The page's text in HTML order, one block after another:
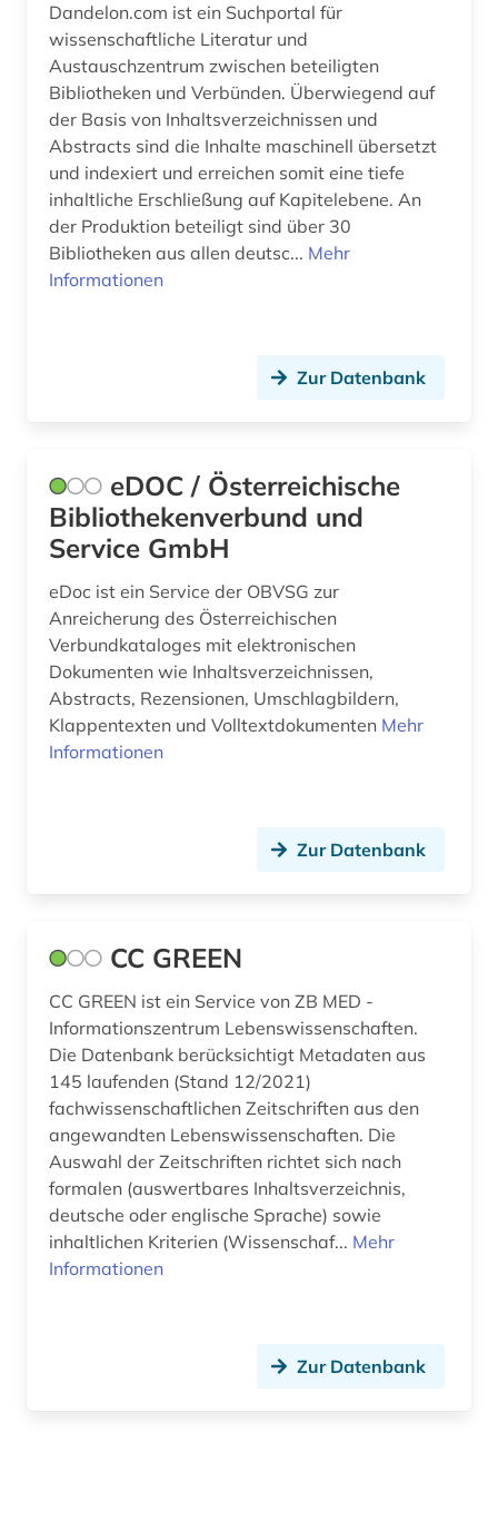
Dandelon.com ist ein Suchportal für
wissenschaftliche Literatur und
Austauschzentrum zwischen beteiligten
Bibliotheken und Verbünden. Überwiegend auf
der Basis von Inhaltsverzeichnissen und
Abstracts sind die Inhalte maschinell übersetzt
und indexiert und erreichen somit eine tiefe
inhaltliche Erschließung auf Kapitelebene. An
der Produktion beteiligt sind über 30
Bibliotheken aus allen deutsc... Mehr
Informationen
Zur Datenbank
eDOC / Österreichische
Bibliothekenverbund und
Service GmbH
eDoc ist ein Service der OBVSG zur
Anreicherung des Österreichischen
Verbundkataloges mit elektronischen
Dokumenten wie Inhaltsverzeichnissen,
Abstracts, Rezensionen, Umschlagbildern,
Klappentexten und Volltextdokumenten Mehr
Informationen
Zur Datenbank
CC GREEN
CC GREEN ist ein Service von ZB MED -
Informationszentrum Lebenswissenschaften.
Die Datenbank berücksichtigt Metadaten aus
145 laufenden (Stand 12/2021)
fachwissenschaftlichen Zeitschriften aus den
angewandten Lebenswissenschaften. Die
Auswahl der Zeitschriften richtet sich nach
formalen (auswertbares Inhaltsverzeichnis,
deutsche oder englische Sprache) sowie
inhaltlichen Kriterien (Wissenschaf... Mehr
Informationen
Zur Datenbank